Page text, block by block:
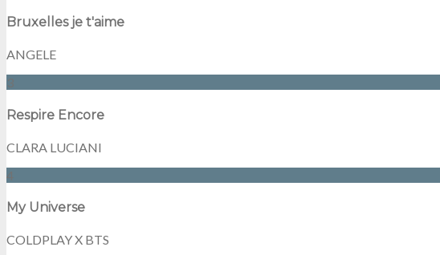
Bruxelles je t'aime
ANGELE
3
Respire Encore
CLARA LUCIANI
4
My Universe
COLDPLAY X BTS